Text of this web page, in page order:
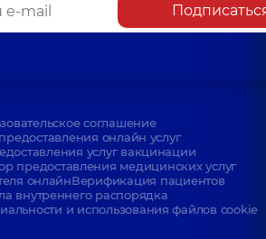
соглашение
онлайн услуг
услуг вакцинации
предоставления медицинских услуг
онлайнВерификация пациентов
внутреннего распорядка
и использования файлов cookie